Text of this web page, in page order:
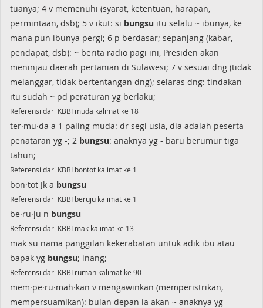
tuanya; 4 v memenuhi (syarat, ketentuan, harapan,
permintaan, dsb); 5 v ikut: si bungsu itu selalu ~ ibunya, ke
mana pun ibunya pergi; 6 p berdasar; sepanjang (kabar,
pendapat, dsb): ~ berita radio pagi ini, Presiden akan
meninjau daerah pertanian di Sulawesi; 7 v sesuai dng (tidak
melanggar, tidak bertentangan dng); selaras dng: tindakan
itu sudah ~ pd peraturan yg berlaku;
Referensi dari KBBI muda kalimat ke 18
ter·mu·da a 1 paling muda: dr segi usia, dia adalah peserta
penataran yg -; 2 bungsu: anaknya yg - baru berumur tiga
tahun;
Referensi dari KBBI bontot kalimat ke 1
bon·tot Jk a bungsu
Referensi dari KBBI beruju kalimat ke 1
be·ru·ju n bungsu
Referensi dari KBBI mak kalimat ke 13
mak su nama panggilan kekerabatan untuk adik ibu atau
bapak yg bungsu; inang;
Referensi dari KBBI rumah kalimat ke 90
mem·pe·ru·mah·kan v mengawinkan (memperistrikan,
mempersuamikan): bulan depan ia akan ~ anaknya yg